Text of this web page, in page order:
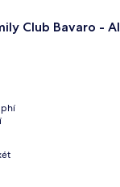
Club Bavaro -